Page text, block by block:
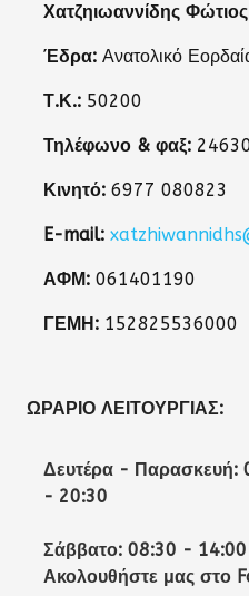
Χατζηιωαννίδης Φώτιος
Έδρα: Ανατολικό
Τ.Κ.: 50200
Τηλέφωνο & φαξ:
Κινητό: 6977 080823
E-mail:
ΑΦΜ: 061401190
ΓΕΜΗ: 152825536000
ΩΡΆΡΙΟ ΛΕΙΤΟΥΡΓΊΑΣ:
Δευτέρα - Παρασκευή:
- 20:30
Σάββατο: 08:30 - 14:00
Ακολουθήστε μας στο